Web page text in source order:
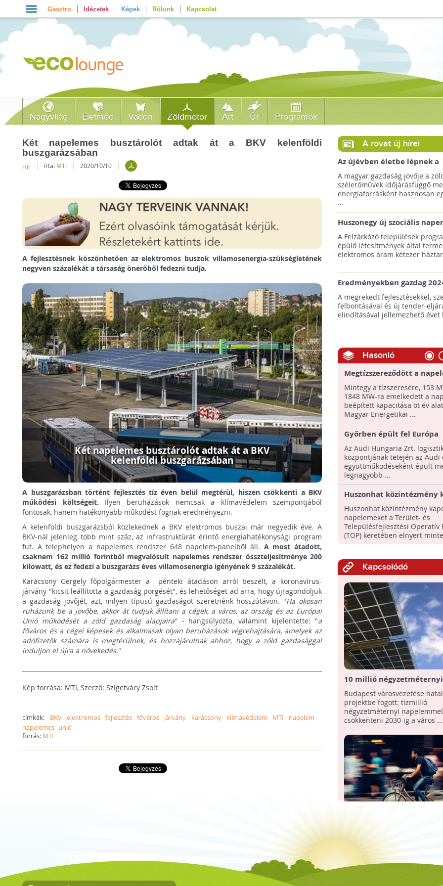
Gasztro Idézetek Képek Rólunk Kapcsolat
Nagyvilág Életmód Vadon Zöldmotor Art Űr Programok
Két napelemes busztárolót adtak át a BKV kelenföldi
buszgarázsában
Hír írta: MTI 2020/10/10
A fejlesztésnek köszönhetően az elektromos buszok villamosenergia-szükségletének
negyven százalékát a társaság önerőből fedezni tudja.
Két napelemes busztárolót adtak át a BKV
kelenföldi buszgarázsában
A buszgarázsban történt fejlesztés tíz éven belül megtérül, hiszen csökkenti a BKV
működési költségeit. Ilyen beruházások nemcsak a klímavédelem szempontjából
fontosak, hanem hatékonyabb működést fognak eredményezni.
A kelenföldi buszgarázsból közlekednek a BKV elektromos buszai már negyedik éve. A
BKV-nál jelenleg több mint száz, az infrastruktúrát érintő energiahatékonysági program
fut. A telephelyen a napelemes rendszer 648 napelem-panelből áll. A most átadott,
csaknem 162 millió forintból megvalósult napelemes rendszer összteljesítménye 200
kilowatt, és ez fedezi a buszgarázs éves villamosenergia igényének 9 százalékát.
Karácsony Gergely főpolgármester a pénteki átadáson arról beszélt, a koronavírus-
járvány "kicsit leállította a gazdaság pörgését", és lehetőséget ad arra, hogy újragondoljuk
a gazdaság jövőjét, azt, milyen típusú gazdaságot szeretnénk hosszútávon. "Ha okosan
ruházunk be a jövőbe, akkor át tudjuk állítani a cégek, a város, az ország és az Európai
Unió működését a zöld gazdaság alapjaira" - hangsúlyozta, valamint kijelentette: "a
főváros és a cégei képesek és alkalmasak olyan beruházások végrehajtására, amelyek az
adófizetők számára is megtérülnek, és hozzájárulnak ahhoz, hogy a zöld gazdasággal
induljon el újra a növekedés."
Kép forrása: MTI, Szerző: Szigetváry Zsolt
címkék: BKV elektromos fejlesztés főváros járvány karácsony klímavédelem MTI
napelem
napelemes unió
forrás: MTI
A rovat új hírei
Az újévben életbe lépnek a
szélerőművek telepítését
megkönnyítő rendelkezések
A magyar gazdaság jövője a
szélerőművek időjárásfüggő
energiaforrásként hasznosan
...
Huszonegy új szociális
hátrányos helyzetű
külterületén!
A Felzárkózó települések
épülő létesítmények által
elektromos áram kétezer
Eredményekben gazdag
az amerikai tengeri
A megrekedt fejlesztésekkel,
felbontásával és új tender-
elindításával jellemezhető évet
Hasonló
Megtízszereződött a
kapacitása hazánkban az
évben!
Mintegy a tízszeresére, 153
1848 MW-ra emelkedett a
beépített kapacitása öt év
Magyar Energetikai ...
Győrben épült fel Európa
legnagyobb tetőn
napelemfarmja!
Az Audi Hungaria Zrt.
központjának tetején az Audi
együttműködéseként épült
legnagyobb ...
Huszonhat közintézmény
napelemeket
Huszonhat közintézmény
napelemeket a Terület- és
Településfejlesztési Operatív
(TOP) keretében elnyert
Kapcsolódó
10 millió négyzetméternyi
napelemmel csökkentenék
budapesti
Budapest városvezetése
projektbe fogott: tízmillió
négyzetméternyi
csökkenteni 2030-ig a város ...
Romániában
A közlekedés során
százaléka a közúti
származik, ezért ...